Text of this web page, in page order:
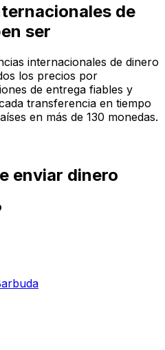
de
ser
internacionales de dinero
los precios por
de entrega fiables y
transferencia en tiempo
en más de 130 monedas.
enviar dinero